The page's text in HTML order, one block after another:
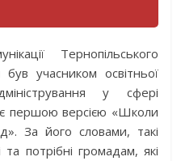
Тернопільського
був учасником освітньої
у сфері
є першою версією «Школи
За його словами, такі
та потрібні громадам, які